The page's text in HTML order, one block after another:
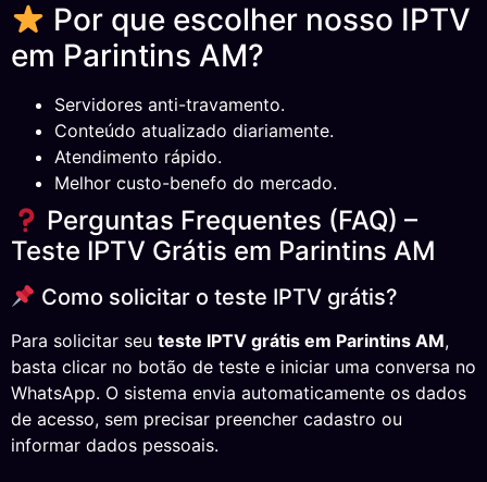
Por que escolher nosso IPTV
em Parintins AM?
Servidores anti-travamento.
Conteúdo atualizado diariamente.
Atendimento rápido.
Melhor custo-benefo do mercado.
Perguntas Frequentes (FAQ) –
Teste IPTV Grátis em Parintins AM
Como solicitar o teste IPTV grátis?
Para solicitar seu teste IPTV grátis em Parintins AM,
basta clicar no botão de teste e iniciar uma conversa no
WhatsApp. O sistema envia automaticamente os dados
de acesso, sem precisar preencher cadastro ou
informar dados pessoais.